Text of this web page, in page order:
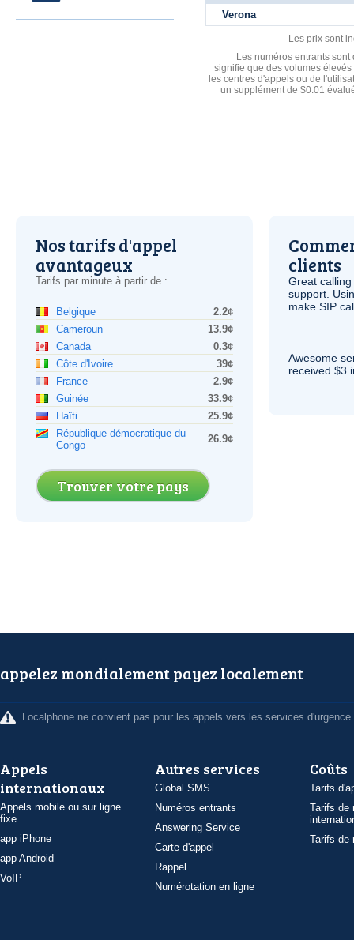
Verona
Les prix sont
Les numéros entrants
signifie que des volumes
les centres d'appels ou de
un supplément de $0.01
Nos tarifs d'appel
avantageux
Tarifs par minute à partir de :
Belgique
2.2¢
Cameroun
13.9¢
Canada
0.3¢
Côte d'Ivoire
39¢
France
2.9¢
Guinée
33.9¢
Haïti
25.9¢
République démocratique du
Congo
26.9¢
Trouver votre pays
clients
Great
support.
make SIP
Awesome
received $3
appelez mondialement payez localement
Localphone ne convient pas pour les appels vers les services d'urgence
Appels
internationaux
Appels mobile ou sur ligne
fixe
app iPhone
app Android
VoIP
Autres services
Global SMS
Numéros entrants
Answering Service
Carte d'appel
Rappel
Numérotation en ligne
Coûts
Tarifs
Tarifs de
Tarifs de